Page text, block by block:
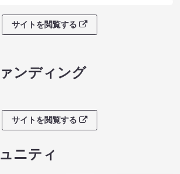
サイトを閲覧する
ンディング
サイトを閲覧する
ニティ